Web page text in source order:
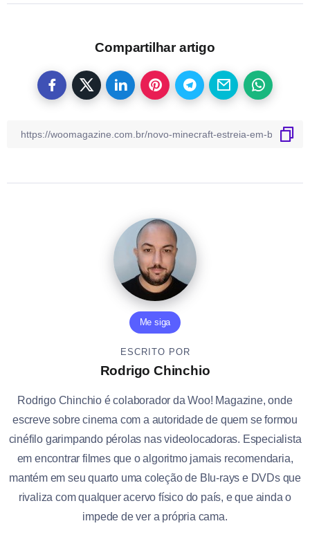
Compartilhar artigo
Me siga
ESCRITO POR
Rodrigo Chinchio
Rodrigo Chinchio é colaborador da Woo! Magazine, onde
escreve sobre cinema com a autoridade de quem se formou
cinéfilo garimpando pérolas nas videolocadoras. Especialista
em encontrar filmes que o algoritmo jamais recomendaria,
mantém em seu quarto uma coleção de Blu-rays e DVDs que
rivaliza com qualquer acervo físico do país, e que ainda o
impede de ver a própria cama.